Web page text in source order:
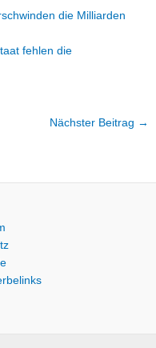
die Milliarden
fehlen die
Nächster Beitrag →